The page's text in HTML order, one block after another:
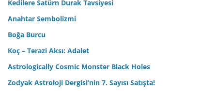
Kedilere Satürn Durak Tavsiyesi
Anahtar Sembolizmi
Boğa Burcu
Koç – Terazi Aksı: Adalet
Astrologically Cosmic Monster Black Holes
Zodyak Astroloji Dergisi’nin 7. Sayısı Satışta!